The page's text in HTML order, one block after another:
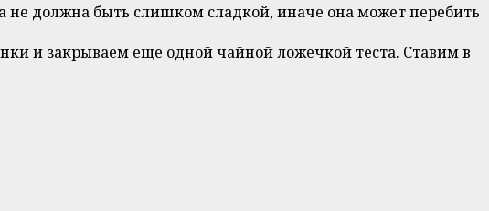
не должна быть слишком сладкой, иначе она может перебить
и закрываем еще одной чайной ложечкой теста. Ставим в